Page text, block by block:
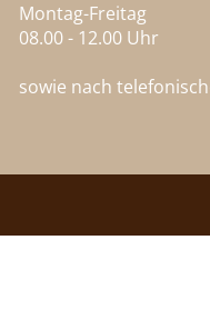
Montag-Freitag
08.00 - 12.00 Uhr
sowie nach